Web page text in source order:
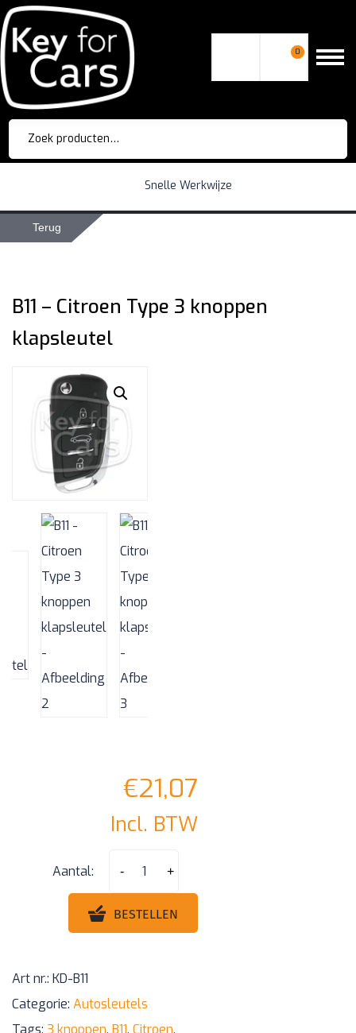
0
Zoeken
naar:
Snelle Werkwijze
Terug
B11 – Citroen Type 3 knoppen
klapsleutel
€21,07
Incl. BTW
Aantal: -
Citroen
Type
klapsleutel
+
BESTELLEN
Art nr.: KD-B11
Categorie: Autosleutels
Tags: 3 knoppen, B11, Citroen,